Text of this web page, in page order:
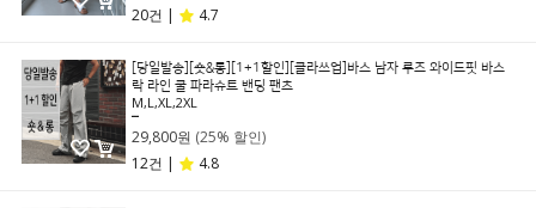
20건 |
4.7
[당일발송][숏&롱][1+1할인][클라쓰업]바스 남자 루즈 와이드핏 바스
락 라인 쿨 파라슈트 밴딩 팬츠
M,L,XL,2XL
29,800원 (25% 할인)
12건 |
4.8